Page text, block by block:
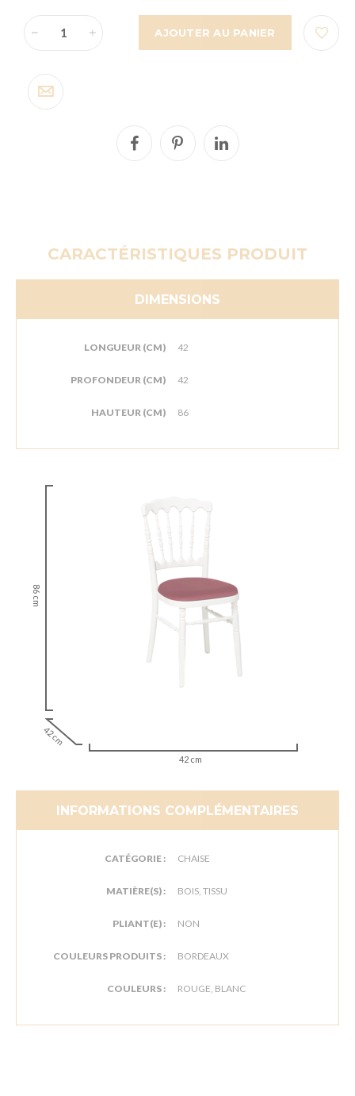
AJOUTER AU PANIER
CARACTÉRISTIQUES PRODUIT
DIMENSIONS
LONGUEUR (CM) 42
PROFONDEUR (CM) 42
HAUTEUR (CM) 86
86 cm
42 cm
42 cm
INFORMATIONS COMPLÉMENTAIRES
CATÉGORIE : CHAISE
MATIÈRE(S) : BOIS, TISSU
PLIANT(E) : NON
COULEURS PRODUITS : BORDEAUX
COULEURS : ROUGE, BLANC